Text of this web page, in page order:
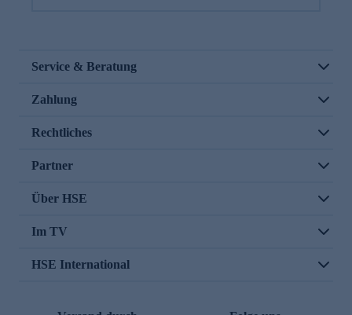
Service & Beratung
Zahlung
Rechtliches
Partner
Über HSE
Im TV
HSE International